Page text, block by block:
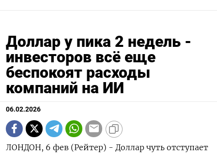
Доллар у пика 2 недель -
инвесторов всё еще
беспокоят расходы
компаний на ИИ
06.02.2026
ЛОНДОН, 6 фев (Рейтер) - Доллар чуть отступает